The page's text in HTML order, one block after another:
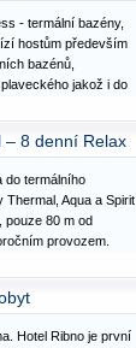
- termální bazény,
hostům především
bazénů,
jakož i do
Tapolca je
– 8 denní Relax
do termálního
Thermal, Aqua a Spirit
pouze 80 m od
provozem.
pár kroků od
Hotel Ribno je první